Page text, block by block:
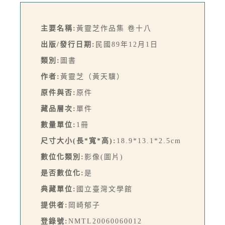
主要名稱: 黃靈芝作品集 卷十八
出版/發行日期: 民國89年12月1日
類別: 圖書
作者: 黃靈芝（黃天驥）
原件與否: 原件
藏品層次: 單件
數量單位: 1冊
尺寸大小(長*寬*高): 18.9*13.1*2.5cm
數位化類別: 影像(圖片)
是否數位化: 是
典藏單位: 國立臺灣文學館
提供者: 岡崎郁子
登錄號: NMTL20060060012